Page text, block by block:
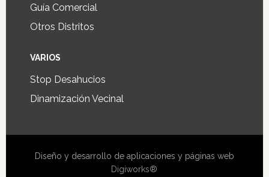
Guía Comercial
Otros Distritos
VARIOS
Stop Desahucios
Dinamización Vecinal
Diseño y desarrollo de aplicaciones y páginas web
Digiworks®